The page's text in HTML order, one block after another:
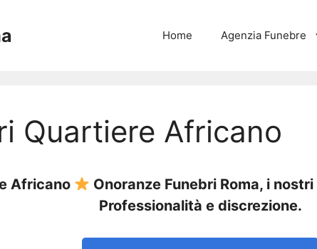
Home Agenzia Funebre
Quartiere Africano
Africano
Onoranze Funebri Roma, i
Professionalità e discrezione.